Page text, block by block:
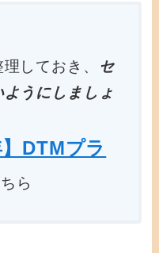
しておき、
セ
うにしましょ
DTMプラ
ら